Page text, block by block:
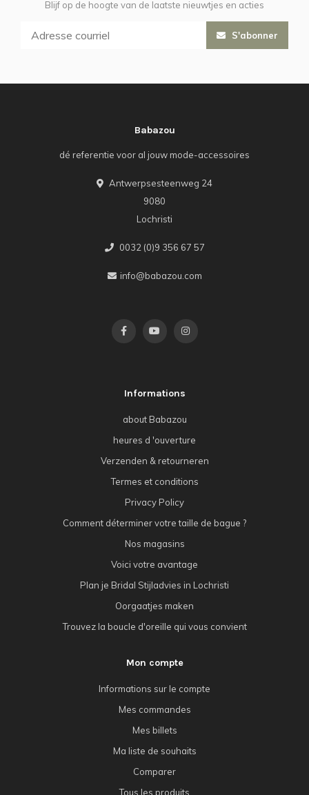
Blijf op de hoogte van de laatste nieuwtjes en acties
S'abonner
Babazou
dé referentie voor al jouw mode-accessoires
Antwerpsesteenweg 24
9080
Lochristi
0032 (0)9 356 67 57
info@babazou.com
Informations
about Babazou
heures d 'ouverture
Verzenden & retourneren
Termes et conditions
Privacy Policy
Comment déterminer votre taille de bague ?
Nos magasins
Voici votre avantage
Plan je Bridal Stijladvies in Lochristi
Oorgaatjes maken
Trouvez la boucle d'oreille qui vous convient
Mon compte
Informations sur le compte
Mes commandes
Mes billets
Ma liste de souhaits
Comparer
Tous les produits